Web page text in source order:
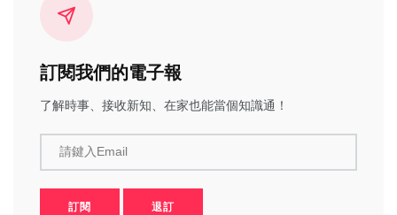
訂閱我們的電子報
了解時事、接收新知、在家也能當個知識通！
請鍵入Email
訂閱 退訂